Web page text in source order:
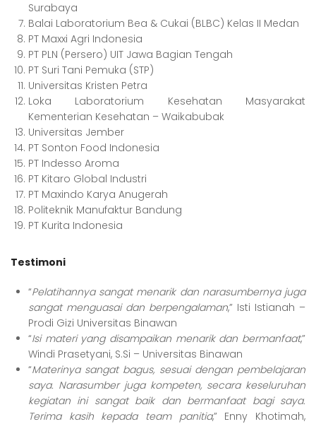
Surabaya
Balai Laboratorium Bea & Cukai (BLBC) Kelas II Medan
PT Maxxi Agri Indonesia
PT PLN (Persero) UIT Jawa Bagian Tengah
PT Suri Tani Pemuka (STP)
Universitas Kristen Petra
Loka Laboratorium Kesehatan Masyarakat
Kementerian Kesehatan – Waikabubak
Universitas Jember
PT Sonton Food Indonesia
PT Indesso Aroma
PT Kitaro Global Industri
PT Maxindo Karya Anugerah
Politeknik Manufaktur Bandung
PT Kurita Indonesia
Testimoni
“Pelatihannya sangat menarik dan narasumbernya juga
sangat menguasai dan berpengalaman,” Isti Istianah –
Prodi Gizi Universitas Binawan
“Isi materi yang disampaikan menarik dan bermanfaat,”
Windi Prasetyani, S.Si – Universitas Binawan
“Materinya sangat bagus, sesuai dengan pembelajaran
saya. Narasumber juga kompeten, secara keseluruhan
kegiatan ini sangat baik dan bermanfaat bagi saya.
Terima kasih kepada team panitia,” Enny Khotimah,